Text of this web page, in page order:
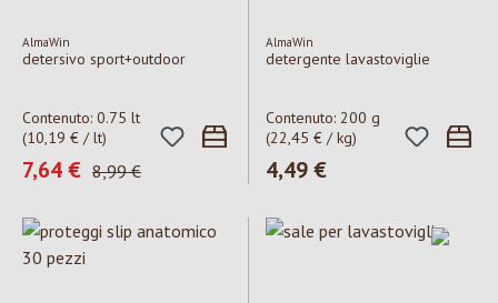
AlmaWin
detersivo sport+outdoor
Contenuto: 0.75 lt
(10,19 € / lt)
Prezzo di vendita:
7,64 € Prezzo normale:
8,99 €
AlmaWin
detergente lavastoviglie
Contenuto: 200 g
(22,45 € / kg)
Prezzo normale:
4,49 €